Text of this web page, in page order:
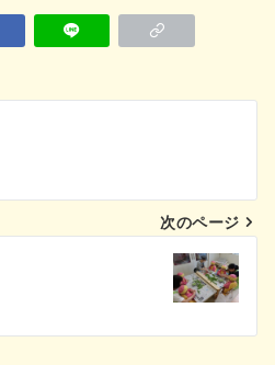
次のページ